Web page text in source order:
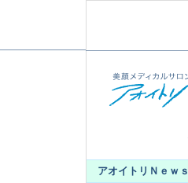
アオイトリＮｅｗｓ